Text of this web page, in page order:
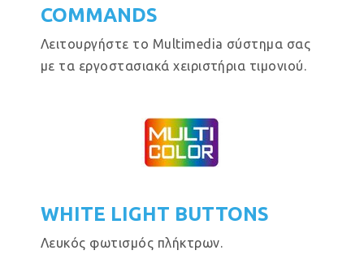
COMMANDS
Λειτουργήστε το Multimedia σύστημα σας
με τα εργοστασιακά χειριστήρια τιμονιού.
WHITE LIGHT BUTTONS
Λευκός φωτισμός πλήκτρων.